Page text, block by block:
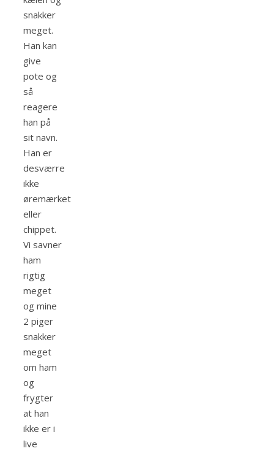
snakker
meget.
Han kan
give
pote og
så
reagere
han på
sit navn.
Han er
desværre
ikke
øremærket
eller
chippet.
Vi savner
ham
rigtig
meget
og mine
2 piger
snakker
meget
om ham
og
frygter
at han
ikke er i
live